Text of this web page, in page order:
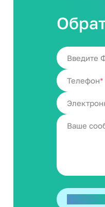
Введите
Телефон